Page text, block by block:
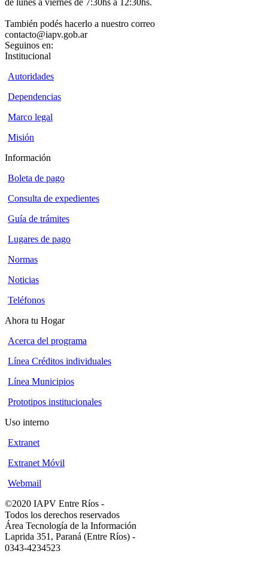
También podés hacerlo a nuestro correo
contacto@iapv.gob.ar
Seguinos en:
Institucional
Autoridades
Dependencias
Marco legal
Misión
Información
Boleta de pago
Consulta de expedientes
Guía de trámites
Lugares de pago
Normas
Noticias
Teléfonos
Ahora tu Hogar
Acerca del programa
Línea Créditos individuales
Línea Municipios
Prototipos institucionales
Uso interno
Extranet
Extranet Móvil
Webmail
©2020 IAPV Entre Ríos -
Todos los derechos reservados
Área Tecnología de la Información
Laprida 351, Paraná (Entre Ríos) -
0343-4234523